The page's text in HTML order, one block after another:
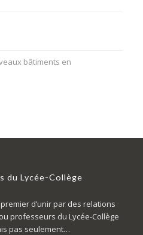
bâtiments en
du Lycée-Collège
d’unir par des relations
professeurs du Lycée-Collège
pas seulement…